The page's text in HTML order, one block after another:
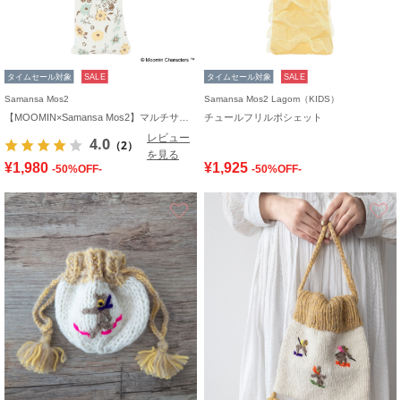
タイムセール対象 SALE
Samansa Mos2
4.0 （2）
レビュー
を見る
¥1,980 -50%OFF-
タイムセール対象 SALE
Samansa Mos2 Lagom（KIDS）
チュールフリルポシェット
¥1,925 -50%OFF-
お気に入り